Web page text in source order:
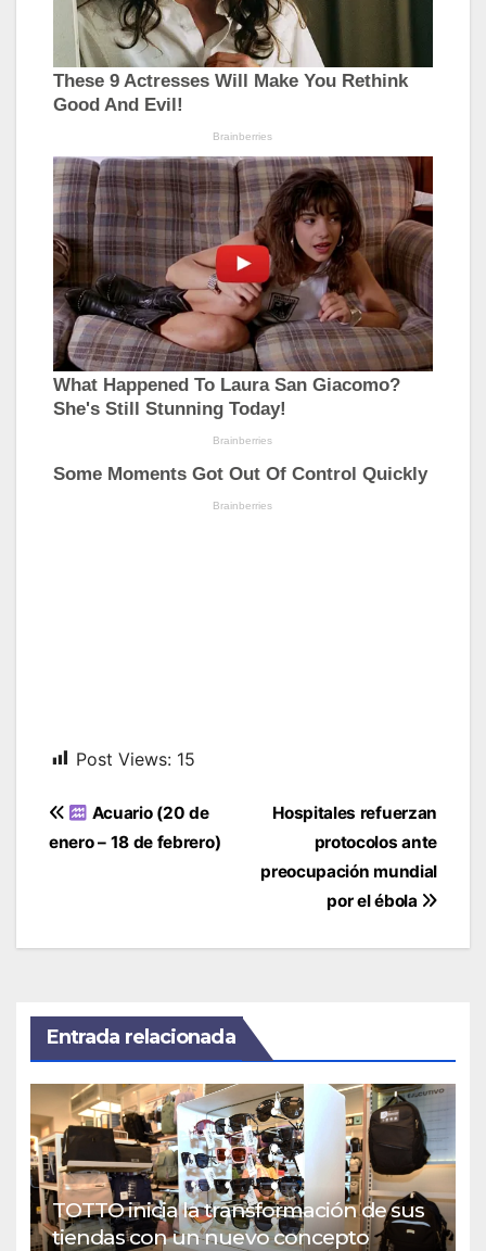
Post Views: 15
Navegación
de
Hospitales refuerzan
protocolos ante
preocupación mundial
por el ébola
Acuario (20 de
enero – 18 de febrero)
Entrada relacionada
TOTTO inicia la transformación de sus
tiendas con un nuevo concepto